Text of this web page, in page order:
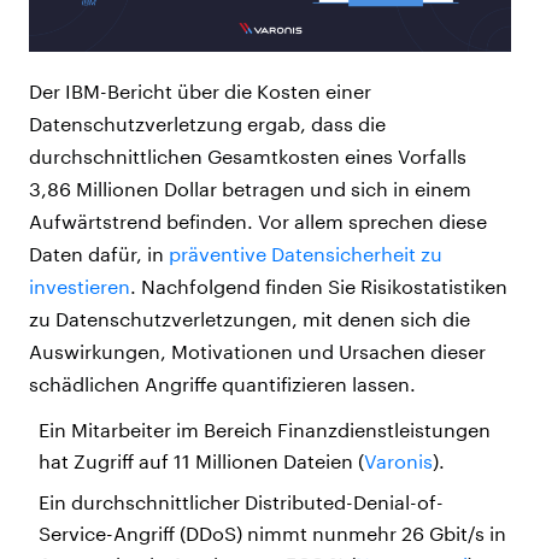
Der IBM-Bericht über die Kosten einer
Datenschutzverletzung ergab, dass die
durchschnittlichen Gesamtkosten eines Vorfalls
3,86 Millionen Dollar betragen und sich in einem
Aufwärtstrend befinden. Vor allem sprechen diese
Daten dafür, in präventive Datensicherheit zu
investieren . Nachfolgend finden Sie Risikostatistiken
zu Datenschutzverletzungen, mit denen sich die
Auswirkungen, Motivationen und Ursachen dieser
schädlichen Angriffe quantifizieren lassen.
Ein Mitarbeiter im Bereich Finanzdienstleistungen
hat Zugriff auf 11 Millionen Dateien (Varonis).
Ein durchschnittlicher Distributed-Denial-of-
Service-Angriff (DDoS) nimmt nunmehr 26 Gbit/s in